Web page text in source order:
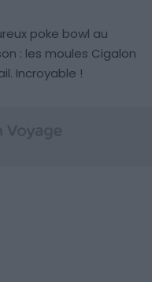
poke bowl au
: les moules Cigalon
Incroyable !